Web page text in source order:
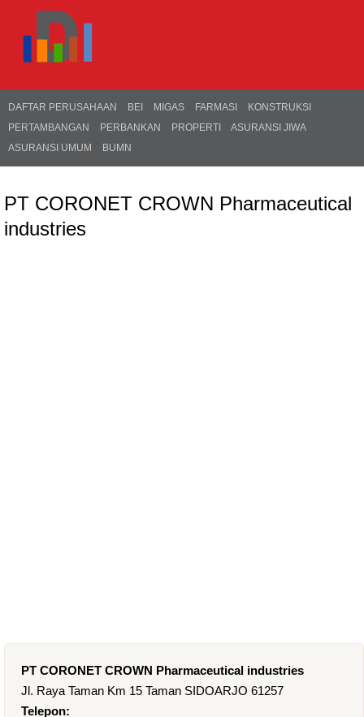
DAFTAR PERUSAHAAN BEI MIGAS FARMASI
KONSTRUKSI
PERTAMBANGAN
PERBANKAN PROPERTI
ASURANSI JIWA
ASURANSI UMUM
BUMN
PT CORONET CROWN Pharmaceutical
industries
PT CORONET CROWN Pharmaceutical industries
Jl. Raya Taman Km 15 Taman SIDOARJO 61257
Telepon: